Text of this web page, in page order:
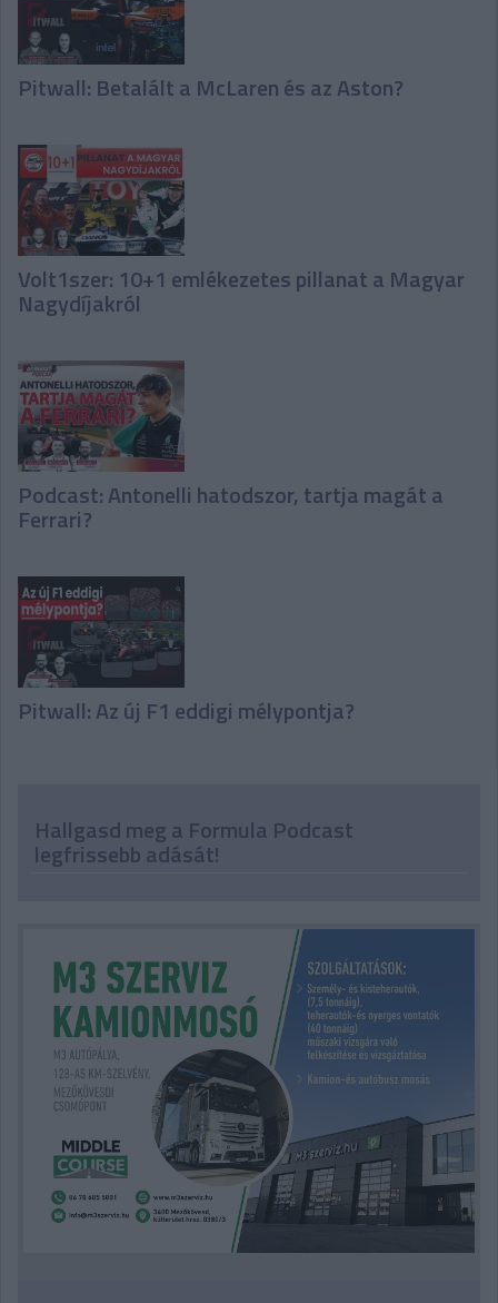
Pitwall: Betalált a McLaren és az Aston?
Volt1szer: 10+1 emlékezetes pillanat a Magyar
Nagydíjakról
Podcast: Antonelli hatodszor, tartja magát a
Ferrari?
Pitwall: Az új F1 eddigi mélypontja?
Hallgasd meg a Formula Podcast
legfrissebb adását!